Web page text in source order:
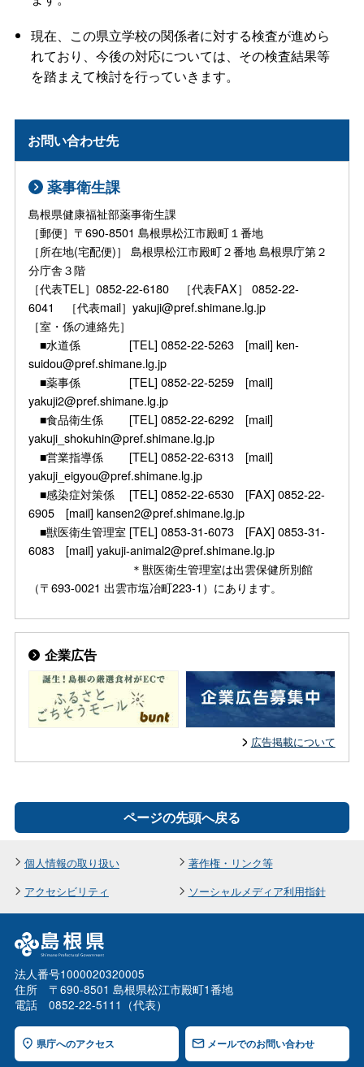
現在、この県立学校の関係者に対する検査が進めら
れており、今後の対応については、その検査結果等
を踏まえて検討を行っていきます。
お問い合わせ先
薬事衛生課
島根県健康福祉部薬事衛生課
［郵便］〒690-8501 島根県松江市殿町１番地
［所在地(宅配便)］ 島根県松江市殿町２番地 島根県庁第２
分庁舎３階
［代表TEL］0852-22-6180 ［代表FAX］ 0852-22-
6041 ［代表mail］yakuji@pref.shimane.lg.jp
［室・係の連絡先］
■水道係 [TEL] 0852-22-5263 [mail] ken-
suidou@pref.shimane.lg.jp
■薬事係 [TEL] 0852-22-5259 [mail]
yakuji2@pref.shimane.lg.jp
■食品衛生係 [TEL] 0852-22-6292 [mail]
yakuji_shokuhin@pref.shimane.lg.jp
■営業指導係 [TEL] 0852-22-6313 [mail]
yakuji_eigyou@pref.shimane.lg.jp
■感染症対策係 [TEL] 0852-22-6530 [FAX] 0852-22-
6905 [mail] kansen2@pref.shimane.lg.jp
■獣医衛生管理室 [TEL] 0853-31-6073 [FAX] 0853-31-
6083 [mail] yakuji-animal2@pref.shimane.lg.jp
＊獣医衛生管理室は出雲保健所別館
（〒693-0021 出雲市塩冶町223-1）にあります。
企業広告
広告掲載について
ページの先頭へ戻る
個人情報の取り扱い
著作権・リンク等
アクセシビリティ
ソーシャルメディア利用指針
法人番号1000020320005
住所 〒690-8501 島根県松江市殿町1番地
電話 0852-22-5111（代表）
県庁へのアクセス メールでのお問い合わせ